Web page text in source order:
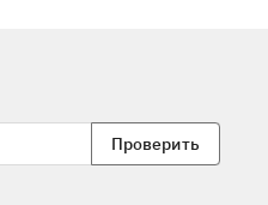
Проверить